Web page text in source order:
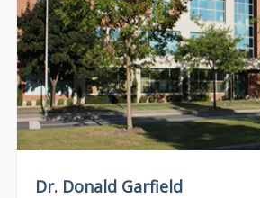
Dr. Donald Garfield